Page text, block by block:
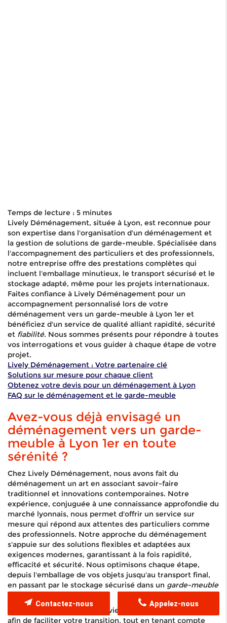
Temps de lecture : 5 minutes
Lively Déménagement, située à Lyon, est reconnue pour
son expertise dans l'organisation d'un déménagement et
la gestion de solutions de garde-meuble. Spécialisée dans
l'accompagnement des particuliers et des professionnels,
notre entreprise offre des prestations complètes qui
incluent l'emballage minutieux, le transport sécurisé et le
stockage adapté, même pour les projets internationaux.
Faites confiance à Lively Déménagement pour un
accompagnement personnalisé lors de votre
déménagement vers un garde-meuble à Lyon 1er et
bénéficiez d'un service de qualité alliant rapidité, sécurité
et fiabilité. Nous sommes présents pour répondre à toutes
vos interrogations et vous guider à chaque étape de votre
projet.
Lively Déménagement : Votre partenaire clé
Solutions sur mesure pour chaque client
Obtenez votre devis pour un déménagement à Lyon
FAQ sur le déménagement et le garde-meuble
Avez-vous déjà envisagé un
déménagement vers un garde-
meuble à Lyon 1er en toute
sérénité ?
Chez Lively Déménagement, nous avons fait du
déménagement un art en associant savoir-faire
traditionnel et innovations contemporaines. Notre
expérience, conjuguée à une connaissance approfondie du
marché lyonnais, nous permet d'offrir un service sur
mesure qui répond aux attentes des particuliers comme
des professionnels. Notre approche du déménagement
s'appuie sur des solutions flexibles et adaptées aux
exigences modernes, garantissant à la fois rapidité,
efficacité et sécurité. Nous optimisons chaque étape,
depuis l'emballage de vos objets jusqu'au transport final,
en passant par le stockage sécurisé dans un garde-meuble
moderne
Notre équipe dévouée intervient avec rigueur et minutie
afin de faciliter votre transition, tout en tenant compte
Appelez-nous
Contactez-nous